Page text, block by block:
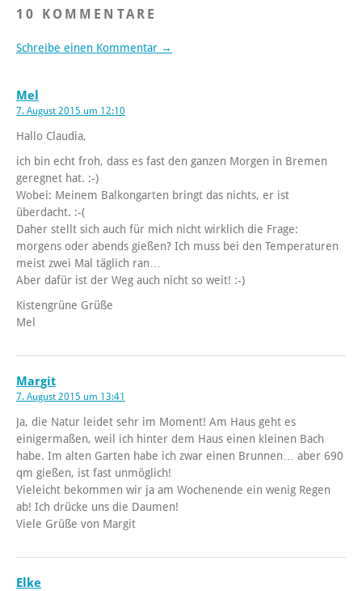
10 KOMMENTARE
Schreibe einen Kommentar →
Mel
7. August 2015 um 12:10
Hallo Claudia,
ich bin echt froh, dass es fast den ganzen Morgen in Bremen
geregnet hat. :-)
Wobei: Meinem Balkongarten bringt das nichts, er ist
überdacht. :-(
Daher stellt sich auch für mich nicht wirklich die Frage:
morgens oder abends gießen? Ich muss bei den Temperaturen
meist zwei Mal täglich ran…
Aber dafür ist der Weg auch nicht so weit! :-)
Kistengrüne Grüße
Mel
Margit
7. August 2015 um 13:41
Ja, die Natur leidet sehr im Moment! Am Haus geht es
einigermaßen, weil ich hinter dem Haus einen kleinen Bach
habe. Im alten Garten habe ich zwar einen Brunnen… aber 690
qm gießen, ist fast unmöglich!
Vieleicht bekommen wir ja am Wochenende ein wenig Regen
ab! Ich drücke uns die Daumen!
Viele Grüße von Margit
Elke